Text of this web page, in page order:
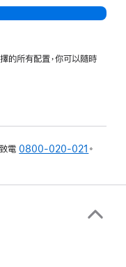
的所有配置，你可以隨時
電 0800-020-021 。